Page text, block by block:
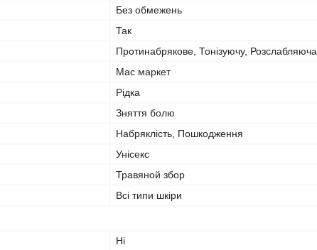
Без обмежень
Так
Протинабрякове, Тонізуючу, Розслабляюча
Мас маркет
Рідка
Зняття болю
Набряклість, Пошкодження
Унісекс
Травяной збор
Всі типи шкіри
Ні